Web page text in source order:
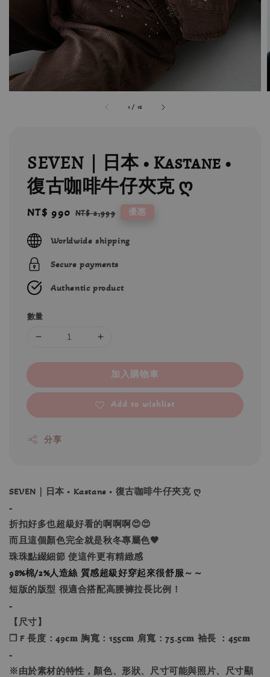
1 / 12
SEVEN｜日本 • Kastane •
復古咖啡牛仔夾克 ღ
Sale
NT$ 990 Regular
NT$ 2,999 優惠
Worldwide shipping
Secure payments
Authentic product
數量
加入購物車
Add to wishlist
分享
SEVEN｜日本 • Kastane • 復古咖啡牛仔夾克 ღ
-
折扣好多也超級好看的啊啊啊😍😍
而且這個顏色完全就是秋冬專屬色🤎
珠珠點綴細節 使這件更有精緻感
98%棉/2%人造絲 質感超級好穿起來很舒服～～
短版的版型 很適合搭配高腰褲拉長比例！
-
【尺寸】
❐ F 長度：49𝐜𝐦 胸寬：155𝐜𝐦 肩寬：75.5𝐜𝐦 袖長 ：45𝐜𝐦
-
※由於素材的特性，顏色、形狀、尺寸可能與照片、尺寸顯